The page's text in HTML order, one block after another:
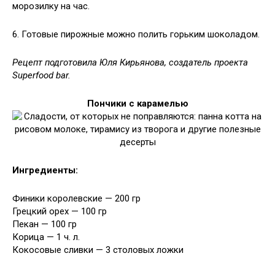
морозилку на час.
6. Готовые пирожные можно полить горьким шоколадом.
Рецепт подготовила Юля Кирьянова, создатель проекта
Superfood bar.
Пончики с карамелью
Ингредиенты:
Финики королевские — 200 гр
Грецкий орех — 100 гр
Пекан — 100 гр
Корица — 1 ч. л.
Кокосовые сливки — 3 столовых ложки